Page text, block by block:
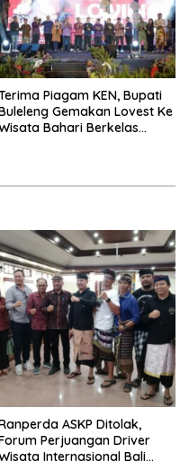
Piagam KEN, Bupati
Gemakan Lovest Ke
Bahari Berkelas
ASKP Ditolak,
Perjuangan Driver
Internasional Bali